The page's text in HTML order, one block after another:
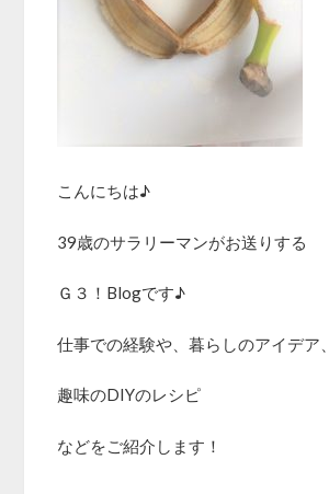
こんにちは♪
39歳のサラリーマンがお送りする
Ｇ３！Blogです♪
仕事での経験や、暮らしのアイデア、
趣味のDIYのレシピ
などをご紹介します！